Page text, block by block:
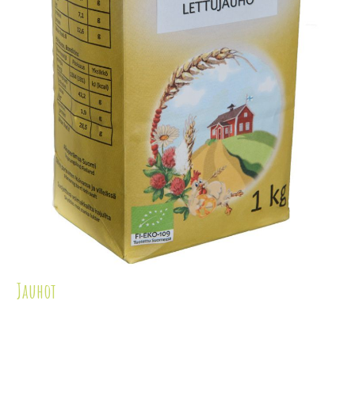
Jauhot